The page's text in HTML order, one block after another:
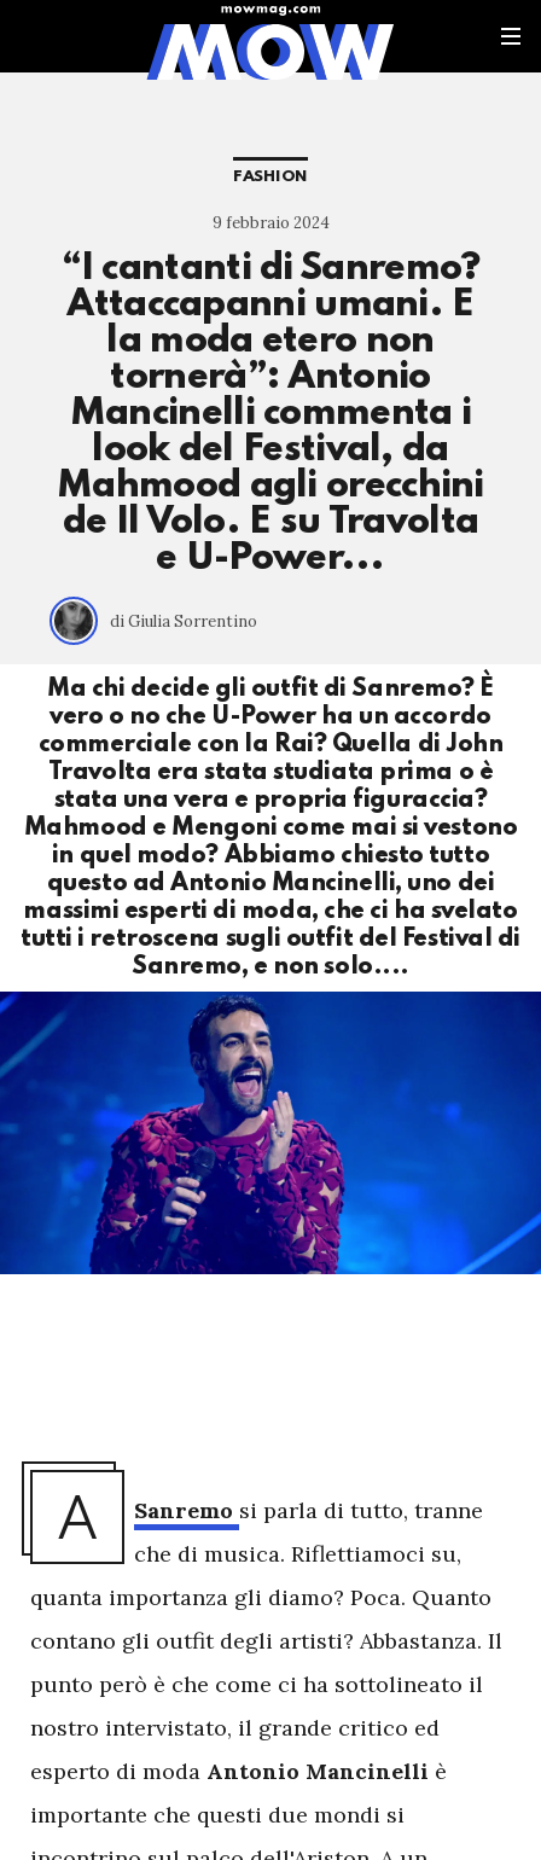
FASHION
9 febbraio 2024
“I cantanti di Sanremo?
Attaccapanni umani. E
la moda etero non
tornerà”: Antonio
Mancinelli commenta i
look del Festival, da
Mahmood agli orecchini
de Il Volo. E su Travolta
e U-Power...
di Giulia Sorrentino
Ma chi decide gli outfit di Sanremo? È
vero o no che U-Power ha un accordo
commerciale con la Rai? Quella di John
Travolta era stata studiata prima o è
stata una vera e propria figuraccia?
Mahmood e Mengoni come mai si vestono
in quel modo? Abbiamo chiesto tutto
questo ad Antonio Mancinelli, uno dei
massimi esperti di moda, che ci ha svelato
tutti i retroscena sugli outfit del Festival di
Sanremo, e non solo....
A Sanremo si parla di tutto, tranne
che di musica. Riflettiamoci su,
quanta importanza gli diamo? Poca. Quanto
contano gli outfit degli artisti? Abbastanza. Il
punto però è che come ci ha sottolineato il
nostro intervistato, il grande critico ed
esperto di moda Antonio Mancinelli è
importante che questi due mondi si